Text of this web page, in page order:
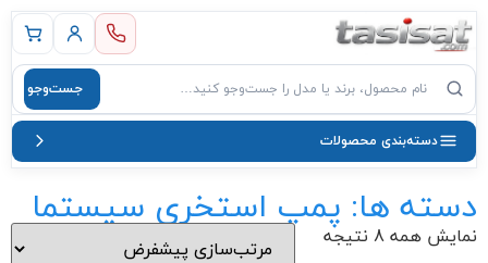
اصلی
جست‌وجو
دسته‌بندی محصولات
دسته ها: پمپ استخری سیستما
نمایش همه 8 نتیجه